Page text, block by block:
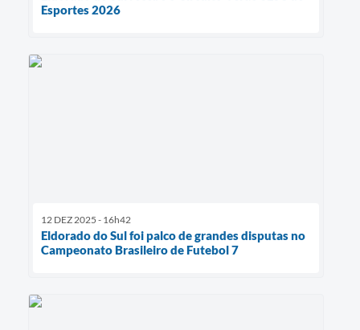
Esportes 2026
12 DEZ 2025 - 16h42
Eldorado do Sul foi palco de grandes disputas no
Campeonato Brasileiro de Futebol 7